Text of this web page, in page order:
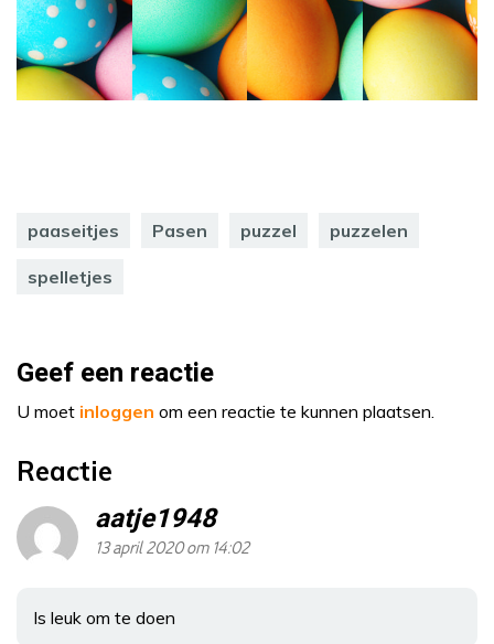
paaseitjes Pasen puzzel puzzelen
spelletjes
Geef een reactie
U moet inloggen om een reactie te kunnen plaatsen.
Reactie
aatje1948
13 april 2020 om 14:02
Is leuk om te doen